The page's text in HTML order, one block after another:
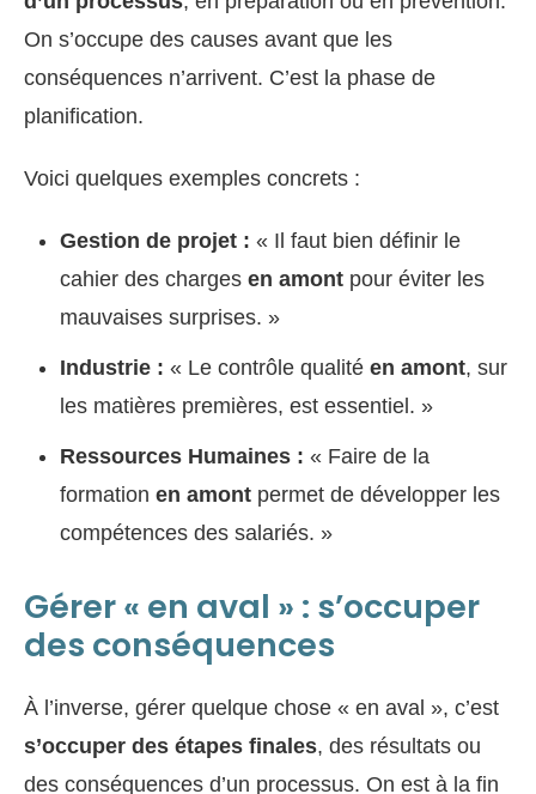
On s’occupe des causes avant que les
conséquences n’arrivent. C’est la phase de
planification.
Voici quelques exemples concrets :
Gestion de projet : « Il faut bien définir le
cahier des charges en amont pour éviter les
mauvaises surprises. »
Industrie : « Le contrôle qualité en amont, sur
les matières premières, est essentiel. »
Ressources Humaines : « Faire de la
formation en amont permet de développer les
compétences des salariés. »
Gérer « en aval » : s’occuper
des conséquences
À l’inverse, gérer quelque chose « en aval », c’est
s’occuper des étapes finales, des résultats ou
des conséquences d’un processus. On est à la fin